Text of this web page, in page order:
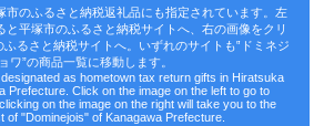
市のふるさと納税返礼品にも指定されています。左
と平塚市のふるさと納税サイトへ、右の画像をクリ
ふるさと納税サイトへ。いずれのサイトも‟ドミネジ
ョワ”の商品一覧に移動します。
as hometown tax return gifts in Hiratsuka
Prefecture. Click on the image on the left to go to
on the image on the right will take you to the
of "Dominejois" of Kanagawa Prefecture.